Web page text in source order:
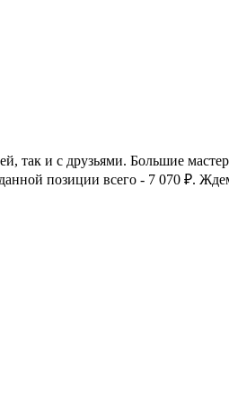
так и с друзьями. Большие
позиции всего - 7 070 ₽.